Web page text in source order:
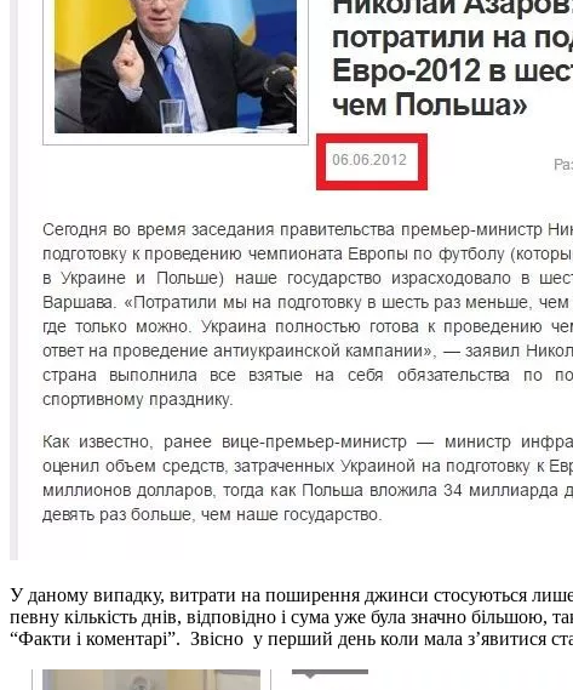
У даному випадку, витрати на поширення джинси стосуються
певну кількість днів, відповідно і сума уже була значно більшою,
“Факти і коментарі”. Звісно у перший день коли мала з’явитися